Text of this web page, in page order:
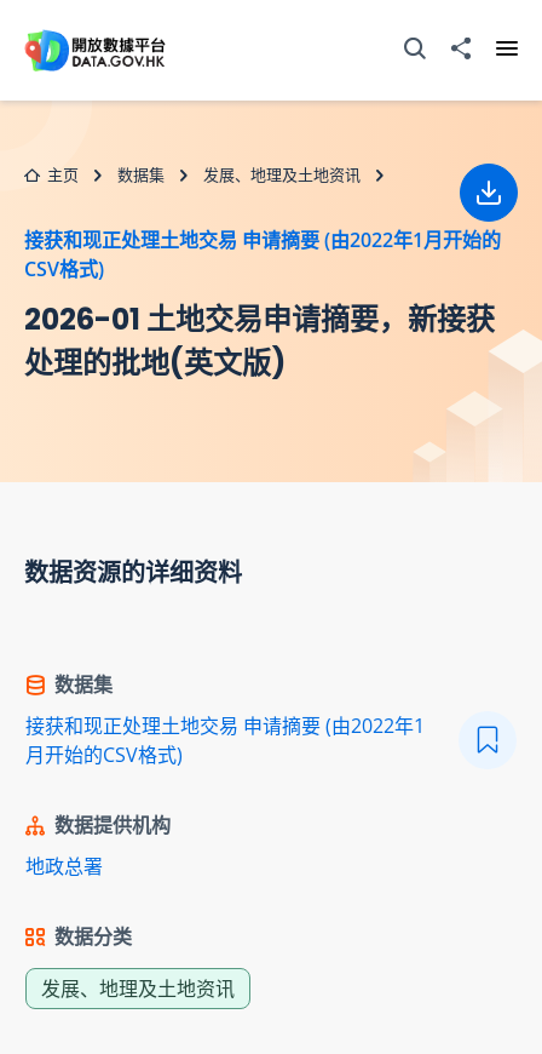
打开搜寻器分享至
主页 数据集 发展、地理及土地资讯
接获和现正处理土地交易 申请摘要 (由2022年1月开始的
CSV格式)
2026-01 土地交易申请摘要，新接获
处理的批地(英文版)
下载
数据资源的详细资料
数据集
接获和现正处理土地交易 申请摘要 (由2022年1
月开始的CSV格式)
数据提供机构
地政总署
数据分类
发展、地理及土地资讯